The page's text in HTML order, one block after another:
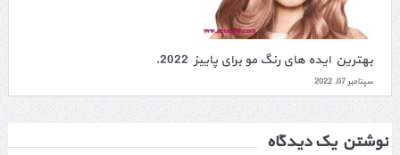
بهترین ایده های رنگ مو برای پاییز 2022.
سپتامبر 07, 2022
نوشتن یک دیدگاه